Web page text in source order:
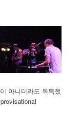
아니더라도 독특했